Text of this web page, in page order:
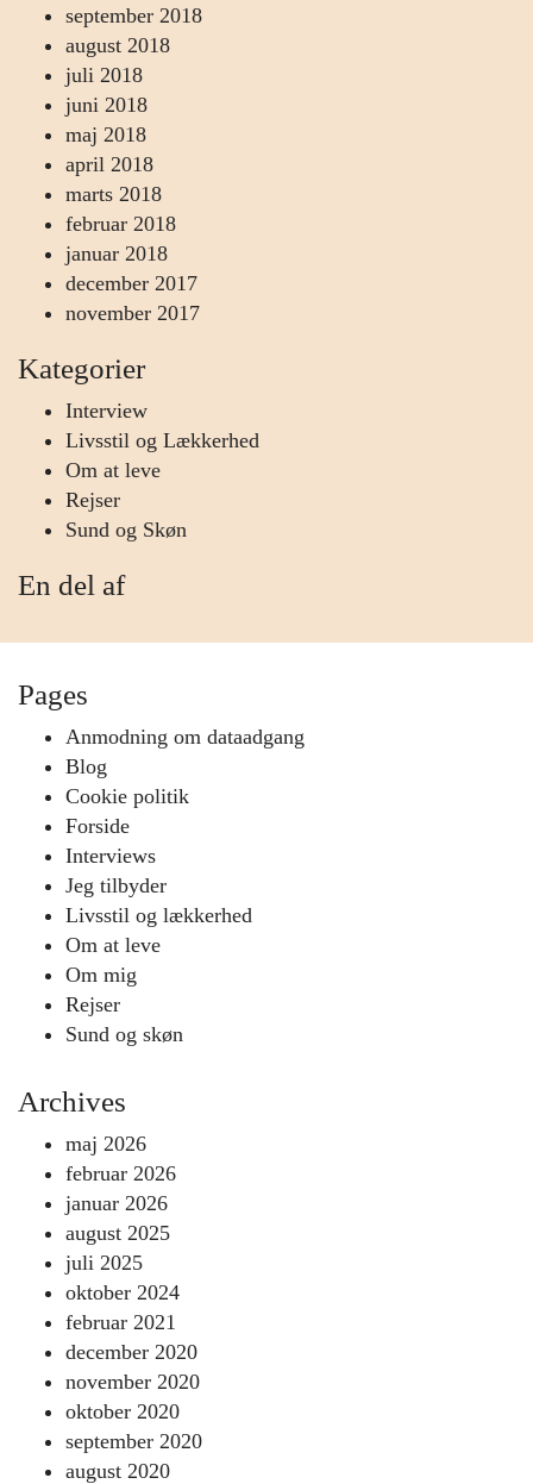
september 2018
august 2018
juli 2018
juni 2018
maj 2018
april 2018
marts 2018
februar 2018
januar 2018
december 2017
november 2017
Kategorier
Interview
Livsstil og Lækkerhed
Om at leve
Rejser
Sund og Skøn
En del af
Pages
Anmodning om dataadgang
Blog
Cookie politik
Forside
Interviews
Jeg tilbyder
Livsstil og lækkerhed
Om at leve
Om mig
Rejser
Sund og skøn
Archives
maj 2026
februar 2026
januar 2026
august 2025
juli 2025
oktober 2024
februar 2021
december 2020
november 2020
oktober 2020
september 2020
august 2020